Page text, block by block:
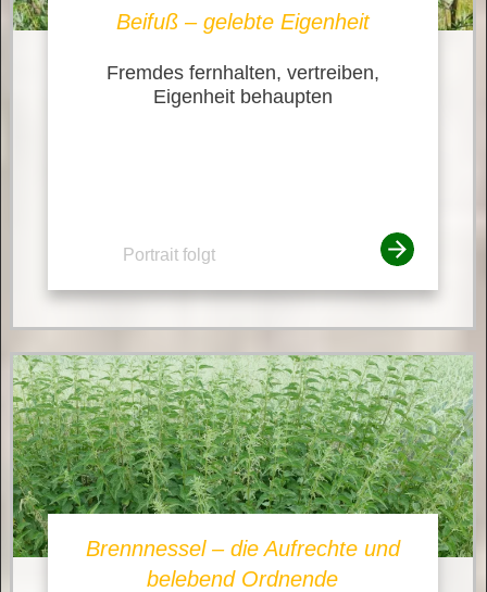
Beifuß – gelebte Eigenheit
Fremdes fernhalten, vertreiben,
Eigenheit behaupten
Portrait folgt
Brennnessel – die Aufrechte und
belebend Ordnende